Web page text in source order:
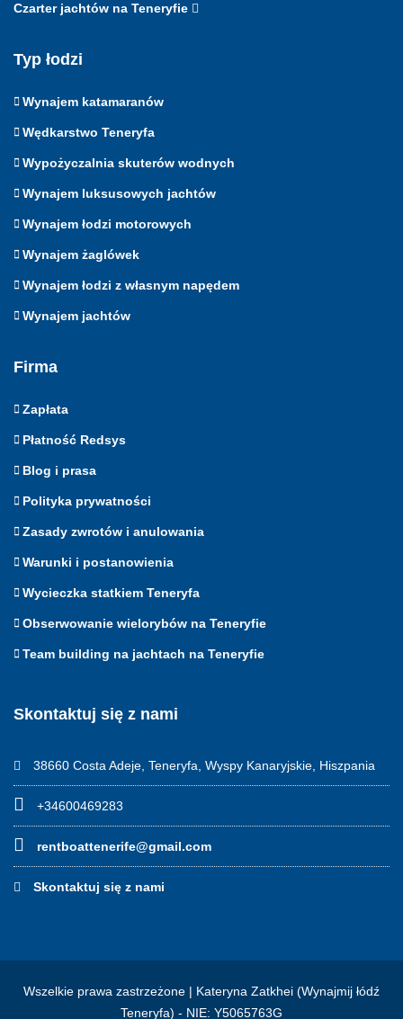
Czarter jachtów na Teneryfie
Typ łodzi
Wynajem katamaranów
Wędkarstwo Teneryfa
Wypożyczalnia skuterów wodnych
Wynajem luksusowych jachtów
Wynajem łodzi motorowych
Wynajem żaglówek
Wynajem łodzi z własnym napędem
Wynajem jachtów
Firma
Zapłata
Płatność Redsys
Blog i prasa
Polityka prywatności
Zasady zwrotów i anulowania
Warunki i postanowienia
Wycieczka statkiem Teneryfa
Obserwowanie wielorybów na Teneryfie
Team building na jachtach na Teneryfie
Skontaktuj się z nami
38660 Costa Adeje, Teneryfa, Wyspy Kanaryjskie, Hiszpania
+34600469283
rentboattenerife@gmail.com
Skontaktuj się z nami
Wszelkie prawa zastrzeżone | Kateryna Zatkhei (Wynajmij łódź
Teneryfa) - NIE: Y5065763G